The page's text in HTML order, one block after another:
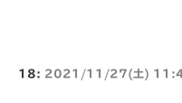
18: 2021/11/27(土)